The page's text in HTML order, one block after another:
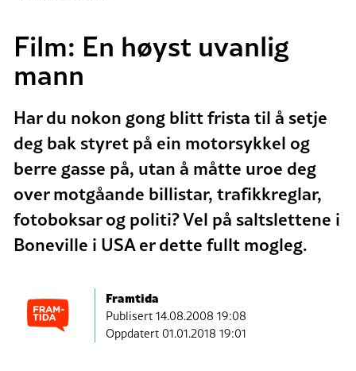
Film: En høyst uvanlig
mann
Har du nokon gong blitt frista til å setje
deg bak styret på ein motorsykkel og
berre gasse på, utan å måtte uroe deg
over motgåande billistar, trafikkreglar,
fotoboksar og politi? Vel på saltslettene i
Boneville i USA er dette fullt mogleg.
Framtida
Publisert14.08.2008 19:08
Oppdatert 01.01.2018 19:01